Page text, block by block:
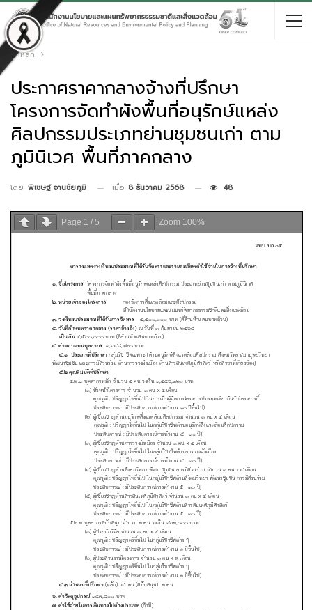
หน้าหลัก
ประกาศราคากลางจ้างที่ปรึกษา
โครงการจัดทำผังพื้นที่อนุรักษ์แหล่ง
ศิลปกรรมประเภทย่านชุมชนเก่า ตาม
ภูมินิเวศ พื้นที่ภาคกลาง
โดย พิเชษฐ์ จานชัยภูมิ เมื่อ 8 ธันวาคม 2568 48
Page 1 / 5 Zoom 100%